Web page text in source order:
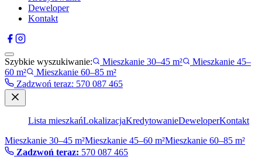
Deweloper
Kontakt
Szybkie wyszukiwanie: Mieszkanie 30–45 m²
Mieszkanie 45–
60 m²
Mieszkanie 60–85 m²
Zadzwoń teraz: 570 087 465
Lista mieszkańLokalizacjaKredytowanieDeweloperKontakt
Mieszkanie 30–45 m²Mieszkanie 45–60 m²Mieszkanie 60–85 m²
Zadzwoń teraz: 570 087 465